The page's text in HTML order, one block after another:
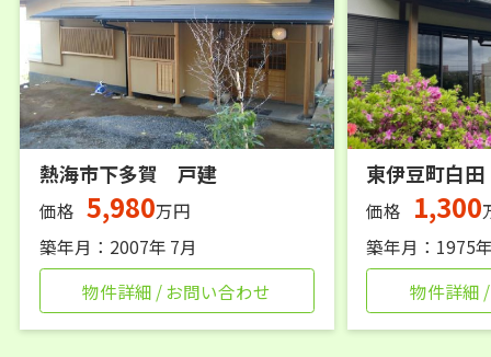
熱海市下多賀 戸建
価格 5,980万円
築年月：2007年 7月
物件詳細 / お問い合わせ
東伊豆町白
価格 1,300
築年月：1975
物件詳細